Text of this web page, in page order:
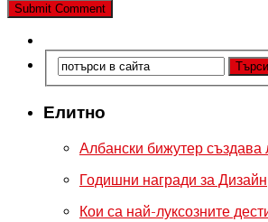
Елитно
Албански бижутер създава
Годишни награди за Дизайн
Кои са най-луксозните